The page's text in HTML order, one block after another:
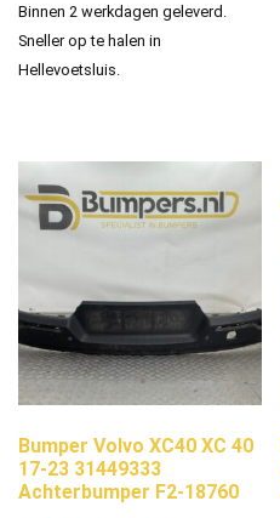
Binnen 2 werkdagen geleverd.
Sneller op te halen in
Hellevoetsluis.
Bumper Volvo XC40 XC 40
17-23 31449333
Achterbumper F2-18760